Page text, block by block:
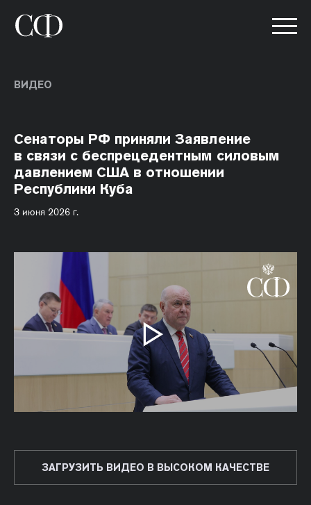
ВИДЕО
Сенаторы РФ приняли Заявление
в связи с беспрецедентным силовым
давлением США в отношении
Республики Куба
3 июня 2026 г.
ЗАГРУЗИТЬ ВИДЕО В ВЫСОКОМ КАЧЕСТВЕ